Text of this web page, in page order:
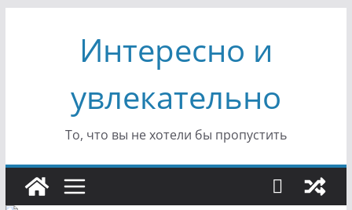
содержимомуИнтересно и
увлекательно
То, что вы не хотели бы пропустить